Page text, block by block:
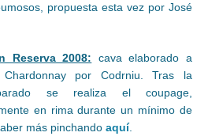
propuesta esta vez por José
Reserva 2008: cava elaborado a
por Codrniu. Tras la
se realiza el coupage,
en rima durante un mínimo de
más pinchando aquí.